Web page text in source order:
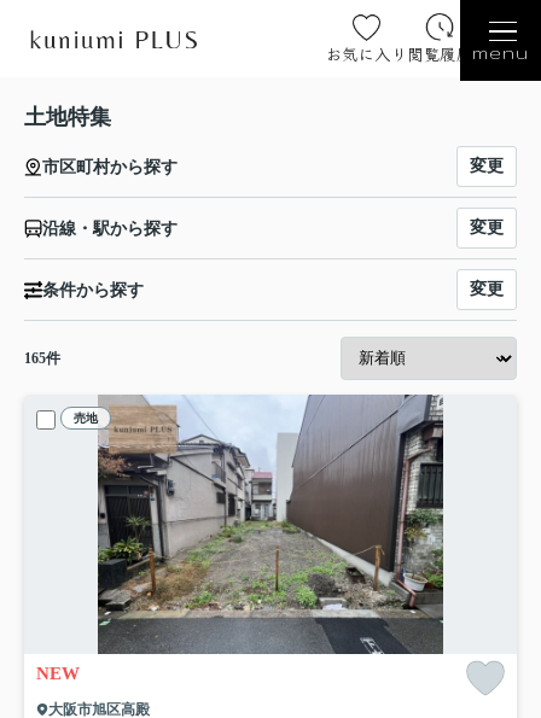
お気に入り 閲覧履歴 menu
土地特集
市区町村から探す 変更
沿線・駅から探す 変更
条件から探す 変更
165件
売地
NEW
大阪市旭区高殿